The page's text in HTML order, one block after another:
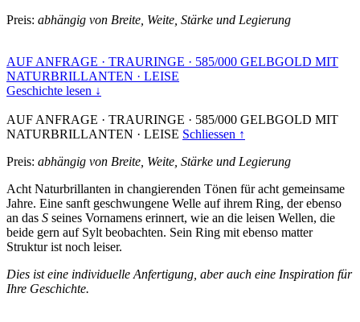
Preis: abhängig von Breite, Weite, Stärke und Legierung
AUF ANFRAGE · TRAURINGE · 585/000 GELBGOLD MIT
NATURBRILLANTEN · LEISE
Geschichte lesen ↓
AUF ANFRAGE · TRAURINGE · 585/000 GELBGOLD MIT
NATURBRILLANTEN · LEISE Schliessen ↑
Preis: abhängig von Breite, Weite, Stärke und Legierung
Acht Naturbrillanten in changierenden Tönen für acht gemeinsame
Jahre. Eine sanft geschwungene Welle auf ihrem Ring, der ebenso
an das S seines Vornamens erinnert, wie an die leisen Wellen, die
beide gern auf Sylt beobachten. Sein Ring mit ebenso matter
Struktur ist noch leiser.
Dies ist eine individuelle Anfertigung, aber auch eine Inspiration für
Ihre Geschichte.